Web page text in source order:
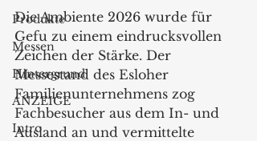
Produkte
Messen
Hintergrund
ANZEIGE
Intro
Die Ambiente 2026 wurde für
Gefu zu einem eindrucksvollen
Zeichen der Stärke. Der
Messestand des Esloher
Familienunternehmens zog
Fachbesucher aus dem In- und
Ausland an und vermittelte